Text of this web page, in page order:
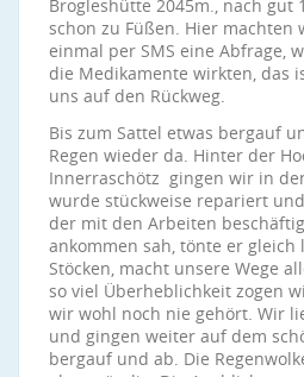
Brogleshütte 2045m., nach gut
schon zu Füßen. Hier machten
einmal per SMS eine Abfrage,
die Medikamente wirkten, das
uns auf den Rückweg.
Bis zum Sattel etwas bergauf
Regen wieder da. Hinter der
Innerraschötz gingen wir in
wurde stückweise repariert
der mit den Arbeiten
ankommen sah, tönte er gleich
Stöcken, macht unsere Wege
so viel Überheblichkeit zogen
wir wohl noch nie gehört. Wir
und gingen weiter auf dem
bergauf und ab. Die